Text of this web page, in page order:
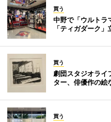
買う
中野で「ウルト
「ティガダーク」
買う
劇団スタジオラ
ター、俳優作の絵
買う